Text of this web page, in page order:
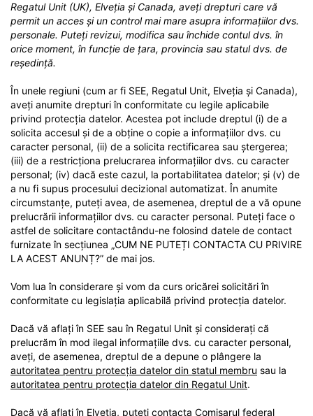
Regatul Unit (UK), Elveția și Canada, aveți drepturi care vă
permit un acces și un control mai mare asupra informațiilor dvs.
personale. Puteți revizui, modifica sau închide contul dvs. în
orice moment, în funcție de țara, provincia sau statul dvs. de
reședință.
În unele regiuni (cum ar fi SEE, Regatul Unit, Elveția și Canada),
aveți anumite drepturi în conformitate cu legile aplicabile
privind protecția datelor. Acestea pot include dreptul (i) de a
solicita accesul și de a obține o copie a informațiilor dvs. cu
caracter personal, (ii) de a solicita rectificarea sau ștergerea;
(iii) de a restricționa prelucrarea informațiilor dvs. cu caracter
personal; (iv) dacă este cazul, la portabilitatea datelor; și (v) de
a nu fi supus procesului decizional automatizat. În anumite
circumstanțe, puteți avea, de asemenea, dreptul de a vă opune
prelucrării informațiilor dvs. cu caracter personal. Puteți face o
astfel de solicitare contactându-ne folosind datele de contact
furnizate în secțiunea „CUM NE PUTEȚI CONTACTA CU PRIVIRE
LA ACEST ANUNȚ?” de mai jos.
Vom lua în considerare și vom da curs oricărei solicitări în
conformitate cu legislația aplicabilă privind protecția datelor.
Dacă vă aflați în SEE sau în Regatul Unit și considerați că
prelucrăm în mod ilegal informațiile dvs. cu caracter personal,
aveți, de asemenea, dreptul de a depune o plângere la
autoritatea pentru protecția datelor din statul membru sau la
autoritatea pentru protecția datelor din Regatul Unit.
Dacă vă aflați în Elveția, puteți contacta Comisarul federal